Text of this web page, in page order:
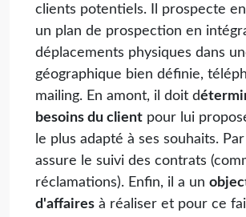
clients potentiels. Il prospecte
un plan de prospection en
déplacements physiques dans
géographique bien définie,
mailing. En amont, il doit d
besoins du client pour lui
le plus adapté à ses souhaits.
assure le suivi des contrats
réclamations). Enfin, il a un
d'affaires à réaliser et pour ce